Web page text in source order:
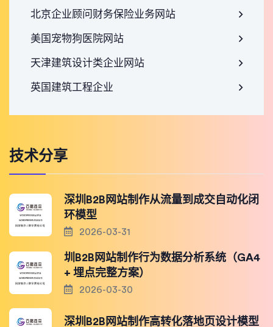
北京企业顾问财务保险业务网站
美国宠物狗医院网站
天津建筑设计类企业网站
英国建筑工程企业
技术分享
深圳B2B网站制作从流量到成交自动化闭
环模型
2026-03-31
圳B2B网站制作行为数据分析系统（GA4
+ 埋点完整方案）
2026-03-30
深圳B2B网站制作高转化落地页设计模型